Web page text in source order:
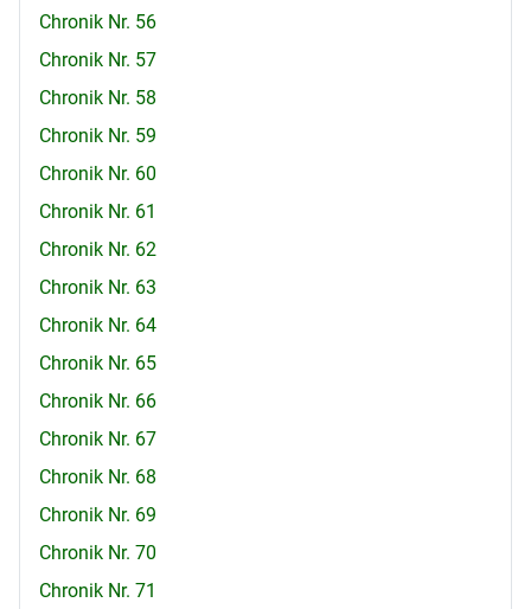
Chronik Nr. 56
Chronik Nr. 57
Chronik Nr. 58
Chronik Nr. 59
Chronik Nr. 60
Chronik Nr. 61
Chronik Nr. 62
Chronik Nr. 63
Chronik Nr. 64
Chronik Nr. 65
Chronik Nr. 66
Chronik Nr. 67
Chronik Nr. 68
Chronik Nr. 69
Chronik Nr. 70
Chronik Nr. 71